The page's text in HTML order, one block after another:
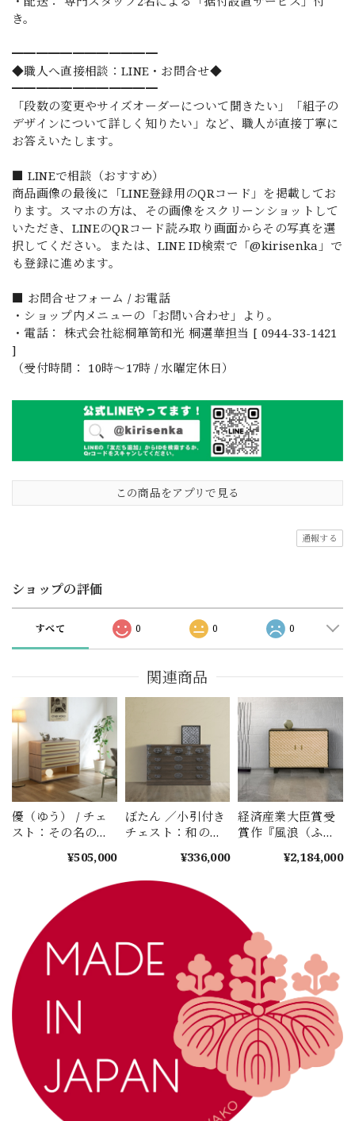
き。
━━━━━━━━━━━━
◆職人へ直接相談：LINE・お問合せ◆
━━━━━━━━━━━━
「段数の変更やサイズオーダーについて聞きたい」「組子の
デザインについて詳しく知りたい」など、職人が直接丁寧に
お答えいたします。
■ LINEで相談（おすすめ）
商品画像の最後に「LINE登録用のQRコード」を掲載してお
ります。スマホの方は、その画像をスクリーンショットして
いただき、LINEのQRコード読み取り画面からその写真を選
択してください。または、LINE ID検索で「@kirisenka」で
も登録に進めます。
■ お問合せフォーム / お電話
・ショップ内メニューの「お問い合わせ」より。
・電話： 株式会社総桐箪笥和光 桐選華担当 [ 0944-33-1421
]
（受付時間： 10時〜17時 / 水曜定休日）
この商品をアプリで見る
通報する
ショップの評価
すべて 0 0 0
関連商品
優（ゆう） / チェ
スト：その名の通
しく」寄り添う。
る、洗練されたス
マートチェスト。
¥505,000
ぼたん ／小引付き
チェスト：和の情
ものの焼桐チェス
ト
¥336,000
経済産業大臣賞受
賞作『風浪（ふう
10年追いかけた
最高傑作
¥2,184,000